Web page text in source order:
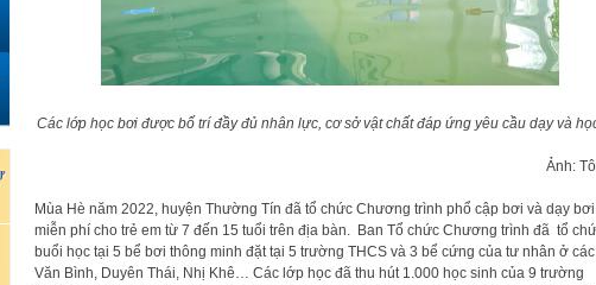
Các lớp học bơi được bố trí đầy đủ nhân lực, cơ sở vật chất đáp ứng yêu cầu dạy và
Ảnh:
Mùa Hè năm 2022, huyện Thường Tín đã tổ chức Chương trình phổ cập bơi và dạy bơi
miễn phí cho trẻ em từ 7 đến 15 tuổi trên địa bàn. Ban Tổ chức Chương trình đã tổ
buổi học tại 5 bể bơi thông minh đặt tại 5 trường THCS và 3 bể cứng của tư nhân ở
Văn Bình, Duyên Thái, Nhị Khê… Các lớp học đã thu hút 1.000 học sinh của 9 trường